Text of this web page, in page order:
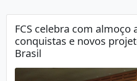
FCS celebra com almoço
conquistas e novos
Brasil